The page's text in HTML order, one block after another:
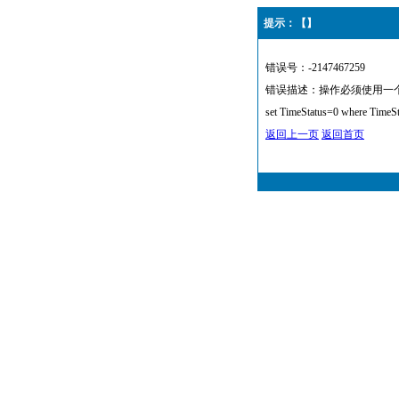
提示：【】
错误号：-2147467259
错误描述：操作必须使用一
set TimeStatus=0 where
返回上一页 返回首页